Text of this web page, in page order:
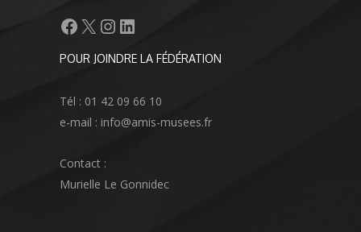
Facebook
X Instagram
LinkedIn
POUR JOINDRE LA FÉDÉRATION
Tél : 01 42 09 66 10
e-mail : info@amis-musees.fr
Contact :
Murielle Le Gonnidec